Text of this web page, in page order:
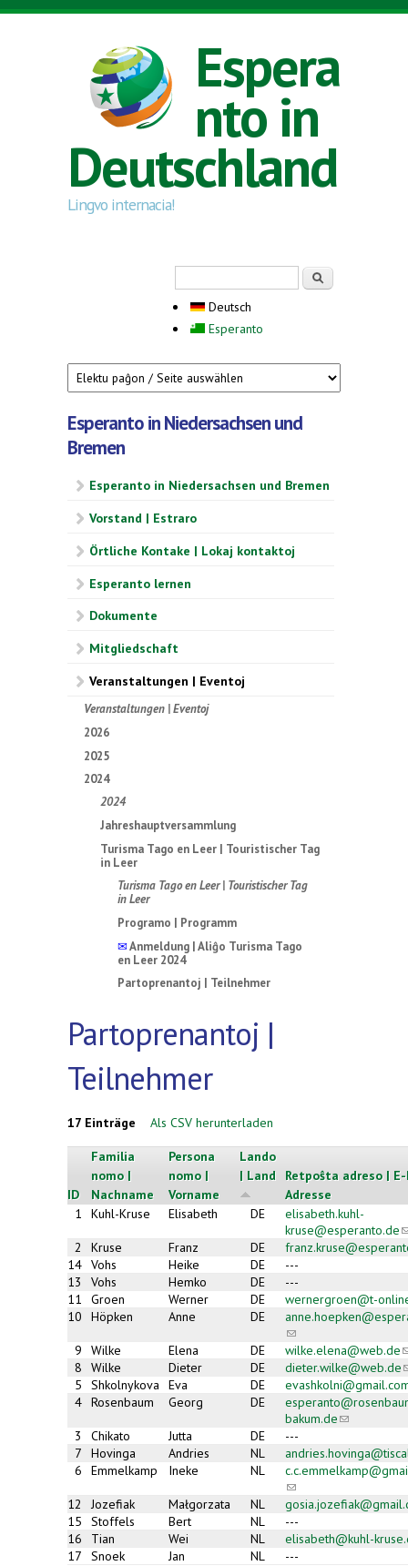
Direkt zum Inhalt
Espera
nto in
Deutschland
Lingvo internacia!
Deutsch
Esperanto
Esperanto in Niedersachsen und
Bremen
Esperanto in Niedersachsen und Bremen
Vorstand | Estraro
Örtliche Kontake | Lokaj kontaktoj
Esperanto lernen
Dokumente
Mitgliedschaft
Veranstaltungen | Eventoj
Veranstaltungen | Eventoj
2026
2025
2024
2024
Jahreshauptversammlung
Turisma Tago en Leer | Touristischer Tag
in Leer
Turisma Tago en Leer | Touristischer Tag
in Leer
Programo | Programm
✉Anmeldung | Aliĝo Turisma Tago
en Leer 2024
Partoprenantoj | Teilnehmer
Partoprenantoj |
Teilnehmer
17 Einträge Als CSV herunterladen
ID
Familia
nomo |
Nachname
Persona
nomo |
Vorname
Lando
| Land
Retpoŝta adreso |
Adresse
1
Kuhl-Kruse Elisabeth DE
elisabeth.kuhl-
kruse@esperanto.de
2 Kruse Franz DE
14 Vohs Heike DE
---
13
Vohs Hemko DE
---
11
Groen Werner DE
wernergroen@t-
10
Höpken Anne DE
(link
sends e-
mail)
9 Wilke Elena DE wilke.elena@web.de
8 Wilke Dieter DE dieter.wilke@web.de
5 Shkolnykova Eva DE
4 Rosenbaum Georg DE
bakum.de(link
e-
mail)
3 Chikato Jutta DE
---
7
Hovinga Andries NL
6
Emmelkamp Ineke NL
(link
sends e-
mail)
12 Jozefiak Małgorzata NL
15
Stoffels Bert NL
---
16
Tian Wei NL
elisabeth@kuhl-
17
Snoek Jan NL ---